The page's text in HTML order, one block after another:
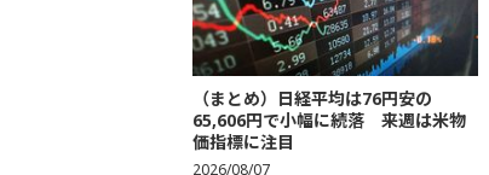
（まとめ）日経平均は76円安の
65,606円で小幅に続落 来週は米物
価指標に注目
2026/08/07